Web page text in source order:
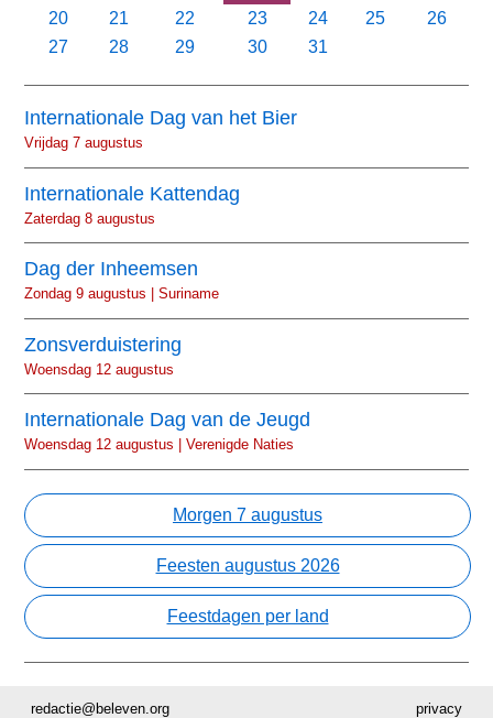
20
21 22 23 24 25
26
27
28 29 30 31
Internationale Dag van het Bier
Vrijdag 7 augustus
Internationale Kattendag
Zaterdag 8 augustus
Dag der Inheemsen
Zondag 9 augustus | Suriname
Zonsverduistering
Woensdag 12 augustus
Internationale Dag van de Jeugd
Woensdag 12 augustus | Verenigde Naties
Morgen 7 augustus
Feesten augustus 2026
Feestdagen per land
privacy
redactie@beleven.org